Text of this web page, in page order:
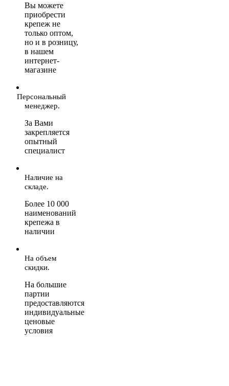
Вы можете
приобрести
крепеж не
только оптом,
но и в розницу,
в нашем
интернет-
магазине
Персональный
менеджер.
За Вами
закрепляется
опытный
специалист
Наличие на
складе.
Более 10 000
наименований
крепежа в
наличии
На объем
скидки.
На большие
партии
предоставляются
индивидуальные
ценовые
условия